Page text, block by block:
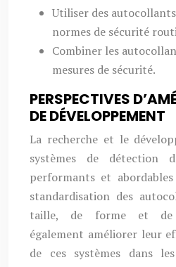
Utiliser des
normes de sécurité
Combiner les
mesures de sécurité.
PERSPECTIVES
DE DÉVELOPPEMENT
La recherche et le
systèmes de détection
performants et
standardisation des
taille, de forme et de
également améliorer leur
de ces systèmes dans